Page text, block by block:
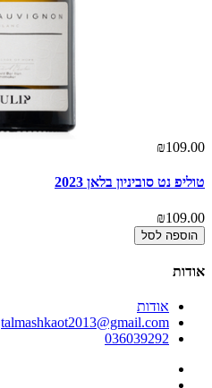
₪109.00
טוליפ נט סוביניון בלאן 2023
₪109.00
הוספה לסל
אודות
אודות
talmashkaot2013@gmail.com
036039292